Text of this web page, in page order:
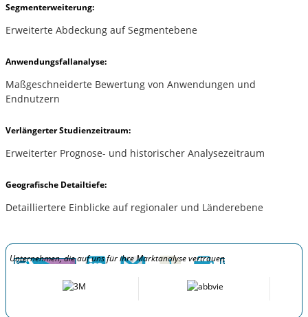
Segmenterweiterung:
Erweiterte Abdeckung auf Segmentebene
Anwendungsfallanalyse:
Maßgeschneiderte Bewertung von Anwendungen und
Endnutzern
Verlängerter Studienzeitraum:
Erweiterter Prognose- und historischer Analysezeitraum
Geografische Detailtiefe:
Detailliertere Einblicke auf regionaler und Länderebene
Unternehmen, die auf uns für ihre Marktanalyse vertrauen